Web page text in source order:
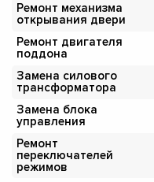
Ремонт механизма
открывания двери
Ремонт двигателя
поддона
Замена силового
трансформатора
Замена блока
управления
Ремонт
переключателей
режимов